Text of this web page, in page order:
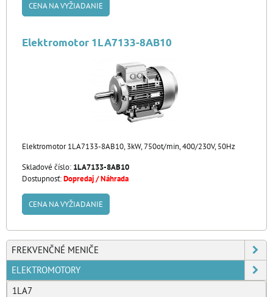
CENA NA VYŽIADANIE
Elektromotor 1LA7133-8AB10
Elektromotor 1LA7133-8AB10, 3kW, 750ot/min, 400/230V, 50Hz
Skladové číslo: 1LA7133-8AB10
Dostupnosť:Dopredaj / Náhrada
CENA NA VYŽIADANIE
FREKVENČNÉ MENIČE
ELEKTROMOTORY
1LA7